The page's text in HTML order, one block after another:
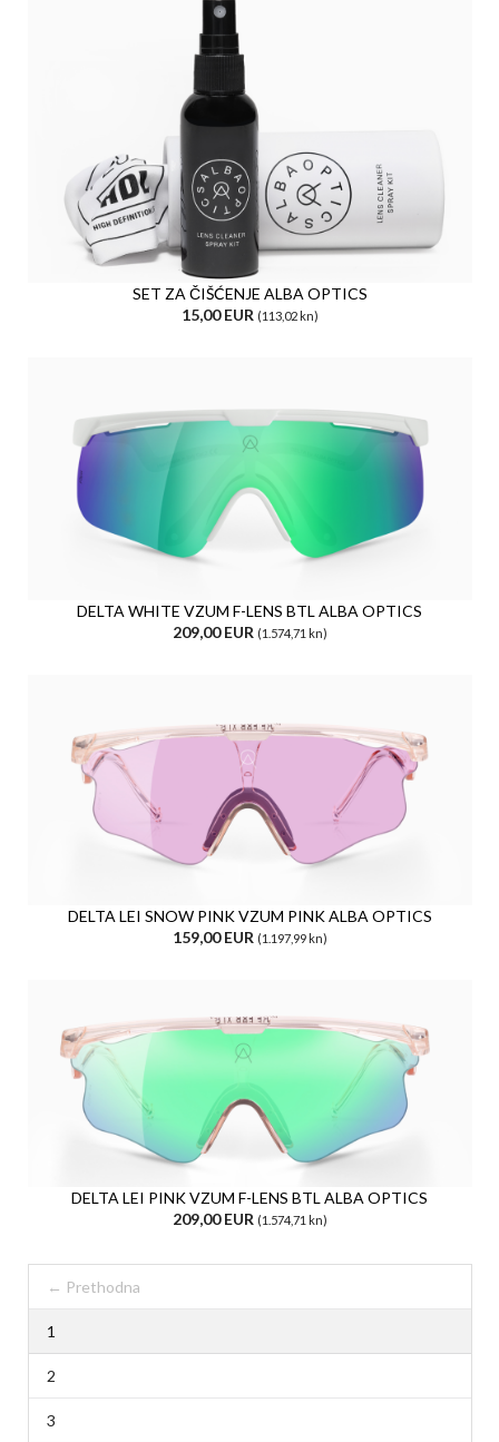
SET ZA ČIŠĆENJE ALBA OPTICS
15,00 EUR (113,02 kn)
DELTA WHITE VZUM F-LENS BTL ALBA OPTICS
209,00 EUR (1.574,71 kn)
DELTA LEI SNOW PINK VZUM PINK ALBA OPTICS
159,00 EUR (1.197,99 kn)
DELTA LEI PINK VZUM F-LENS BTL ALBA OPTICS
209,00 EUR (1.574,71 kn)
← Prethodna
1
2
3